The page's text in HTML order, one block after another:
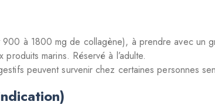
à 1800 mg de collagène), à prendre avec un
marins. Réservé à l’adulte.
peuvent survenir chez certaines personnes